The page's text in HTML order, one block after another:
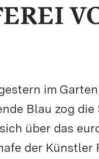
im
Blau zog
über das
der